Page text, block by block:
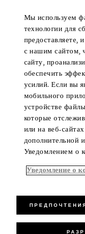
Мы используем
технологии для
предоставляете,
с нашим сайтом,
сайту,
обеспечить
усилий. Если вы
мобильного
устройстве
которые
или на веб-
дополнительной
Уведомлением о
Уведомление о